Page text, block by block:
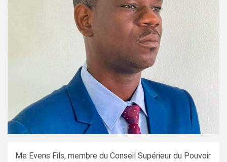
Me Evens Fils, membre du Conseil Supérieur du Pouvoir